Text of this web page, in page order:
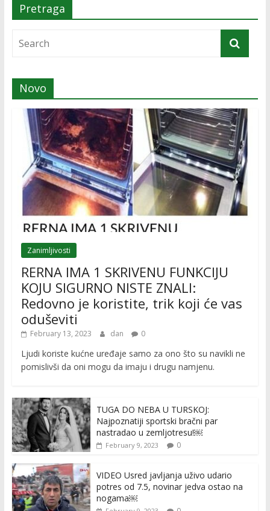
Pretraga
Novo
Zanimljivosti
RERNA IMA 1 SKRIVENU FUNKCIJU
KOJU SIGURNO NISTE ZNALI:
Redovno je koristite, trik koji će vas
oduševiti
February 13, 2023 dan 0
Ljudi koriste kućne uređaje samo za ono što su navikli ne
pomislivši da oni mogu da imaju i drugu namjenu.
TUGA DO NEBA U TURSKOJ:
Najpoznatiji sportski bračni par
nastradao u zemljotresu!￼
February 9, 2023 0
VIDEO Usred javljanja uživo udario
potres od 7.5, novinar jedva ostao na
nogama￼